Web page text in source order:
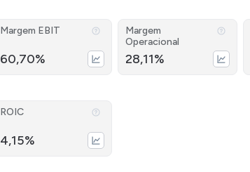
Margem EBIT
60,70%
Margem
Operacional
28,11%
ROIC
4,15%